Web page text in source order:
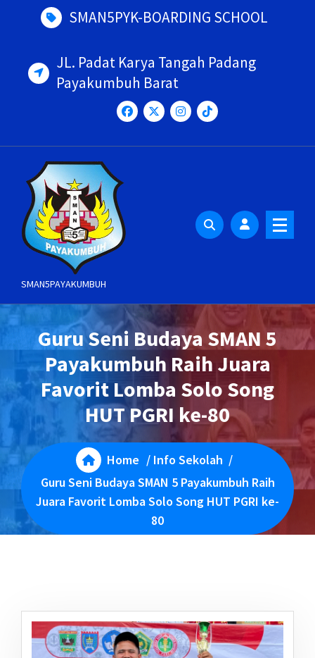
SMAN5PYK-BOARDING SCHOOL
JL. Padat Karya Tangah Padang
Payakumbuh Barat
SMAN5PAYAKUMBUH
Guru Seni Budaya SMAN 5
Payakumbuh Raih Juara
Favorit Lomba Solo Song
HUT PGRI ke-80
Home / Info Sekolah /
Guru Seni Budaya SMAN 5 Payakumbuh Raih
Juara Favorit Lomba Solo Song HUT PGRI ke-
80